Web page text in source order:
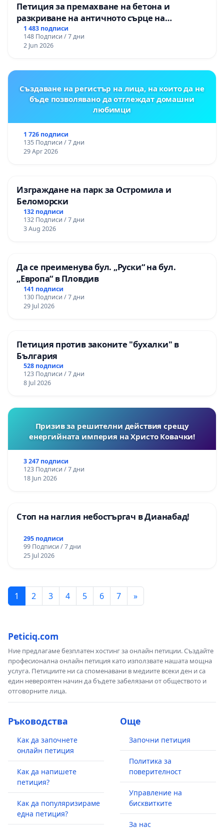
Петиция за премахване на бетона и
разкриване на античното сърце на
Могиланската могила във Враца
1 483 подписи
148 Подписи / 7 дни
2 Jun 2026
Създаване на регистър на лица, на които да не
бъде позволявано да отглеждат домашни
любимци
1 726 подписи
135 Подписи / 7 дни
29 Apr 2026
Изграждане на парк за Остромила и
Беломорски
132 подписи
132 Подписи / 7 дни
3 Aug 2026
Да се преименува бул. „Руски“ на бул.
„Европа“ в Пловдив
141 подписи
130 Подписи / 7 дни
29 Jul 2026
Петиция против законите "бухалки" в
България
528 подписи
123 Подписи / 7 дни
8 Jul 2026
Призив за решителни действия срещу
енергийната империя на Христо Ковачки!
3 247 подписи
123 Подписи / 7 дни
18 Jun 2026
Стоп на наглия небостъргач в Дианабад!
295 подписи
99 Подписи / 7 дни
25 Jul 2026
1 2 3 4 5 6 7 »
Peticiq.com
Ние предлагаме безплатен хостинг за онлайн петиции. Създайте
професионална онлайн петиция като използвате нашата мощна
услуга. Петициите ни са споменавани в медиите всеки ден и са
един невероятен начин да бъдете забелязани от обществото и
отговорните лица.
Ръководства
Как да започнете
онлайн петиция
Как да напишете
петиция?
Как да популяризираме
една петиция?
Още
Започни петиция
Политика за
поверителност
Управление на
бисквитките
За нас